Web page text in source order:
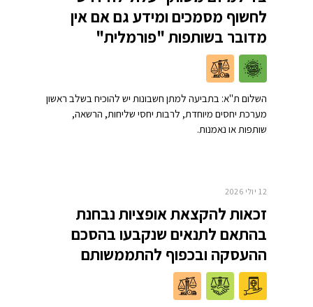
לחשוף מסמכים ומידע גם אם אין
מדובר בשותפות "פורמלית"
השלום ת"א: בתביעה למתן חשבונות יש להוכיח בשלב ראשון
מערכת יחסים מיוחדת, לרבות יחסי שליחות, הרשאה,
שותפות או נאמנות.
12 יולי 2026
זכאות להקצאת אופציות נבחנת
בהתאם לתנאים שנקבעו בהסכם
ההעסקה ובכפוף להתממשותם